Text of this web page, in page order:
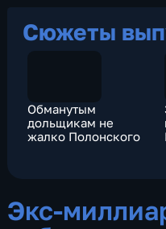
Сюжеты
Обманутым
дольщикам не
жалко Полонского
Экс-